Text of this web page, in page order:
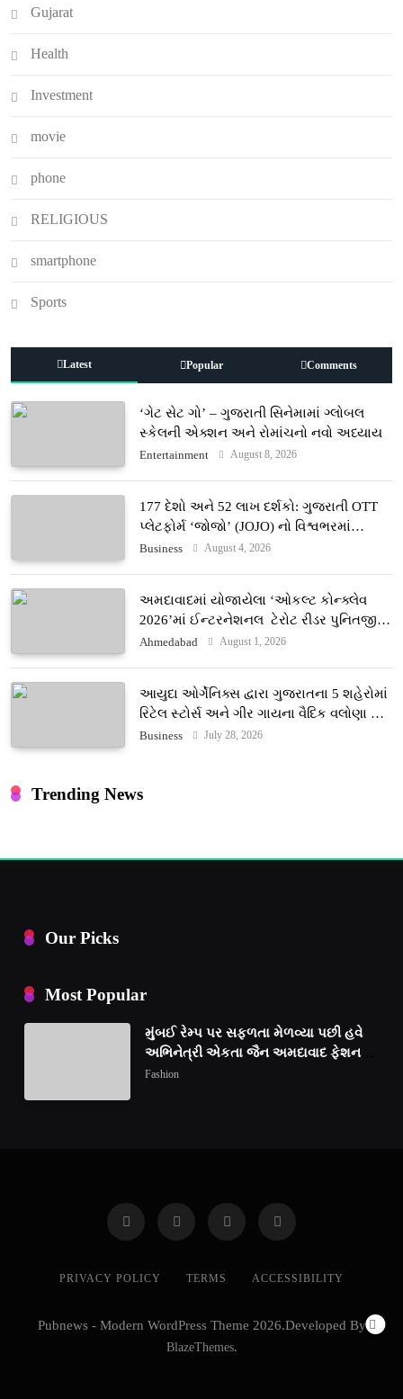
Gujarat
Health
Investment
movie
phone
RELIGIOUS
smartphone
Sports
Latest Popular Comments
‘ગેટ સેટ ગો’ – ગુજરાતી સિનેમામાં ગ્લોબલ
સ્કેલની એક્શન અને રોમાંચનો નવો અધ્યાય
Entertainment August 8, 2026
177 દેશો અને 52 લાખ દર્શકો: ગુજરાતી OTT
પ્લેટફોર્મ ‘જોજો’ (JOJO) નો વિશ્વભરમાં
દબદબો
Business August 4, 2026
અમદાવાદમાં યોજાયેલા ‘ઓકલ્ટ કોન્ક્લેવ
2026’માં ઈન્ટરનેશનલ ટેરોટ રીડર પુનિતજી
લુલ્લા એ ટેરોટ કાર્ડ રીડિંગ અંગે માહિતી આપી
Ahmedabad August 1, 2026
આયુદા ઓર્ગેનિક્સ દ્વારા ગુજરાતના 5 શહેરોમાં
રિટેલ સ્ટોર્સ અને ગીર ગાયના વૈદિક વલોણા ઘી-
દૂધની શુદ્ધ સેવાઓ સાથે વ્યાપક વિસ્તરણ
Business July 28, 2026
Trending News
Our Picks
Most Popular
મુંબઈ રેમ્પ પર સફળતા મેળવ્યા પછી હવે
અભિનેત્રી એકતા જૈન અમદાવાદ ફેશન
વીકમાં પોતાની પ્રતિભા પ્રદર્શિત કરશે
Fashion
PRIVACY POLICY TERMS ACCESSIBILITY
Pubnews - Modern WordPress Theme 2026.Developed By
BlazeThemes.